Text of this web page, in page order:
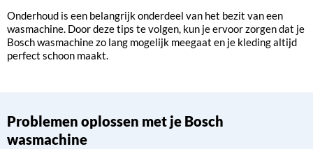
Onderhoud is een belangrijk onderdeel van het bezit van een
wasmachine. Door deze tips te volgen, kun je ervoor zorgen dat je
Bosch wasmachine zo lang mogelijk meegaat en je kleding altijd
perfect schoon maakt.
Problemen oplossen met je Bosch
wasmachine